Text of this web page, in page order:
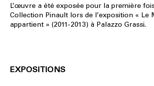
L’œuvre a été exposée pour la première
Collection Pinault lors de l’exposition « Le
appartient » (2011-2013) à Palazzo Grassi.
EXPOSITIONS